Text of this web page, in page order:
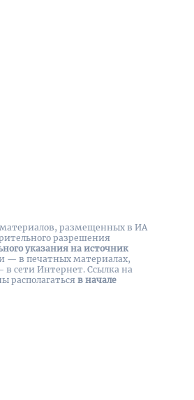
размещенных в ИА
разрешения
указания на источник
— в печатных материалах,
в сети Интернет. Ссылка на
располагаться в начале